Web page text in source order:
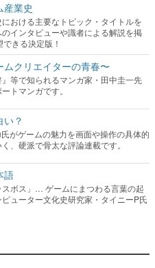
産業史
おける主要なトピック・タイトルを
インタビューや識者による解説を掲
きる決定版！
クリエイターの青春〜
』等で知られるマンガ家・田中圭一先
トマンガです。
い？
がゲームの魅力を画面や操作の具体的
、硬派で骨太な評論連載です。
語
スボス」… ゲームにまつわる言葉の起
ューター文化史研究家・タイニーP氏